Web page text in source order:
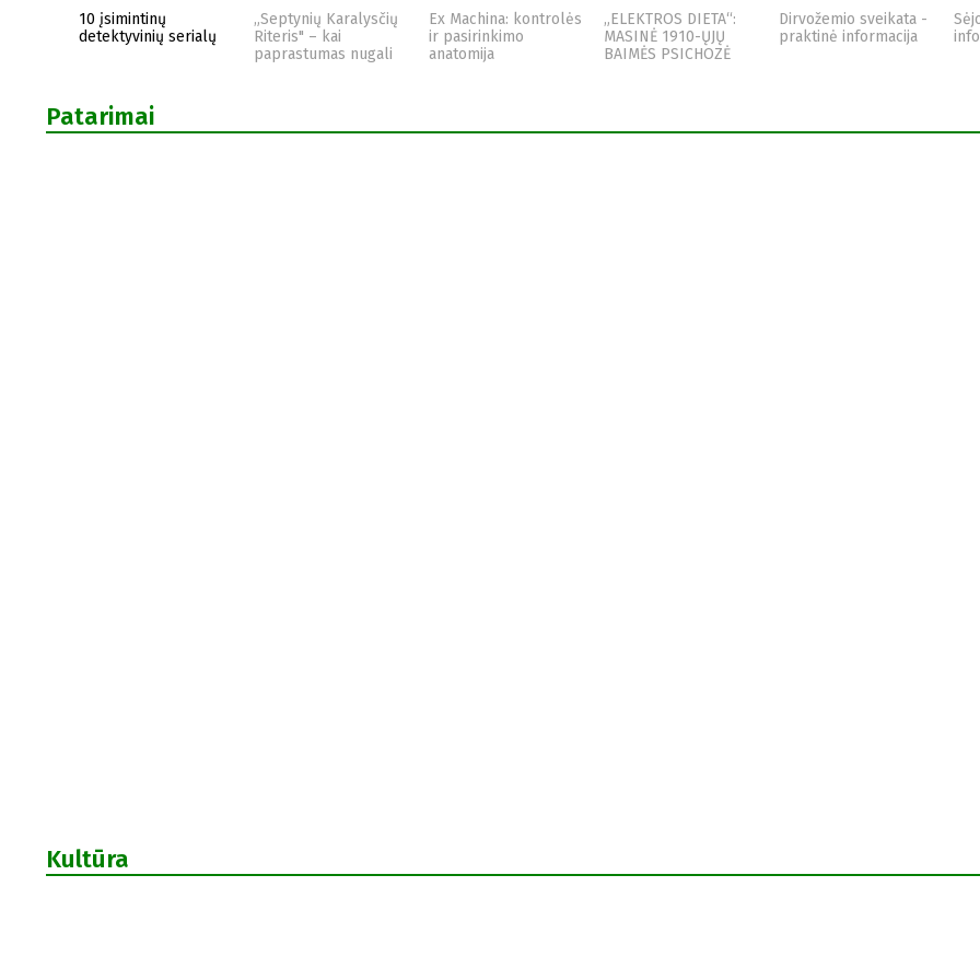
10 įsimintinų
detektyvinių serialų
„Septynių Karalysčių
Riteris" – kai
paprastumas nugali
Ex Machina: kontrolės
ir pasirinkimo
anatomija
„ELEKTROS DIETA“:
MASINĖ 1910-ŲJŲ
BAIMĖS PSICHOZĖ
Dirvožemio sveikata -
praktinė informacija
Patarimai
Kultūra